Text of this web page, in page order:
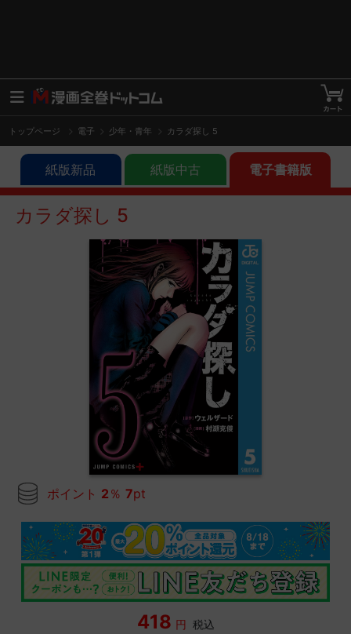
トップページ 電子 少年・青年 カラダ探し 5
紙版新品 紙版中古 電子書籍版
カラダ探し 5
ポイント 2 ％ 7pt
418 円 税込